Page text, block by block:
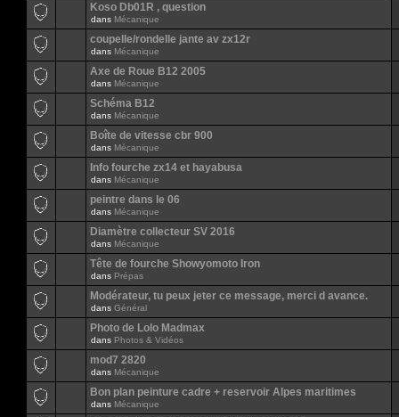
Koso Db01R , question
dans Mécanique
coupelle/rondelle jante av zx12r
dans Mécanique
Axe de Roue B12 2005
dans Mécanique
Schéma B12
dans Mécanique
Boîte de vitesse cbr 900
dans Mécanique
Info fourche zx14 et hayabusa
dans Mécanique
peintre dans le 06
dans Mécanique
Diamètre collecteur SV 2016
dans Mécanique
Tête de fourche Showyomoto Iron
dans Prépas
Modérateur, tu peux jeter ce message, merci d avance.
dans Général
Photo de Lolo Madmax
dans Photos & Vidéos
mod7 2820
dans Mécanique
Bon plan peinture cadre + reservoir Alpes maritimes
dans Mécanique